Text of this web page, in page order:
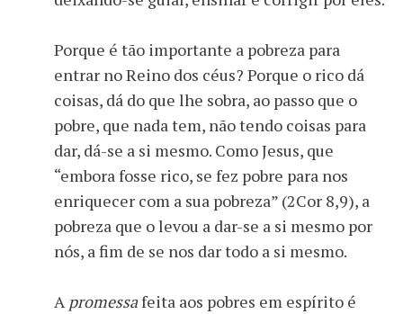
Porque é tão importante a pobreza para
entrar no Reino dos céus? Porque o rico dá
coisas, dá do que lhe sobra, ao passo que o
pobre, que nada tem, não tendo coisas para
dar, dá-se a si mesmo. Como Jesus, que
“embora fosse rico, se fez pobre para nos
enriquecer com a sua pobreza” (2Cor 8,9), a
pobreza que o levou a dar-se a si mesmo por
nós, a fim de se nos dar todo a si mesmo.
Apromessafeita aos pobres em espírito é